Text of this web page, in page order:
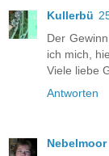
Kullerbü
Der
ich mich,
Viele liebe
Antworten
Nebelmoor